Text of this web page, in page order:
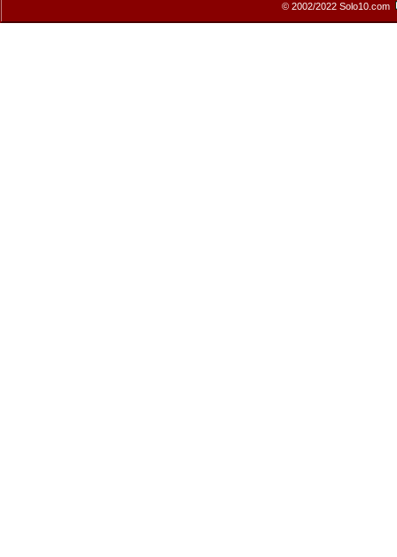
© 2002/2022 Solo10.com